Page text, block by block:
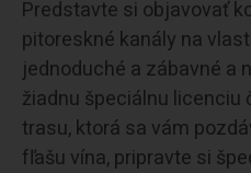
Predstavte si objavovať
pitoreskné kanály na
jednoduché a zábavné a
žiadnu špeciálnu licenciu
trasu, ktorá sa vám
fľašu vína, pripravte si